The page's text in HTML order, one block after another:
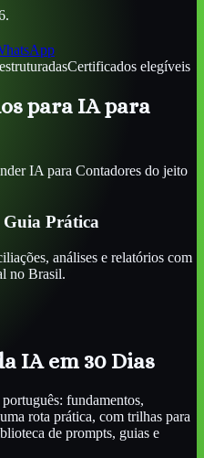
.
Certificados elegíveis
para IA para
IA para Contadores do jeito
Prática
análises e relatórios com
no Brasil.
IA em 30 Dias
fundamentos,
rota prática, com trilhas para
de prompts, guias e